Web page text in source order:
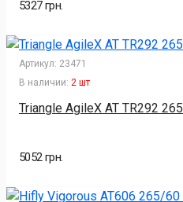
5327 грн.
Артикул: 23471
В наличии: 2 шт
Triangle AgileX AT TR292
5052 грн.